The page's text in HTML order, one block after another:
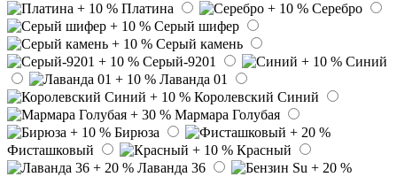
Платина
Серебро
Серый шифер
Серый камень
Серый-9201
Синий
Лаванда 01
Королевский Синий
Мармара Голубая
Бирюза
Фисташковый
Красный
Лаванда 36